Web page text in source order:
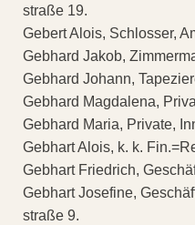
straße 19.
Gebert Alois, Schlosser,
Gebhard Jakob,
Gebhard Johann,
Gebhard Magdalena,
Gebhard Maria, Private,
Gebhart Alois, k. k.
Gebhart Friedrich,
Gebhart Josefine,
straße 9.